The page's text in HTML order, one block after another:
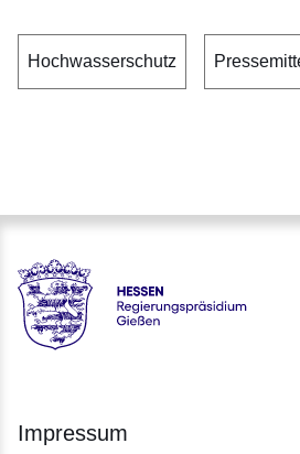
Hochwasserschutz
Hessen - Regierungspräsidium
Impressum